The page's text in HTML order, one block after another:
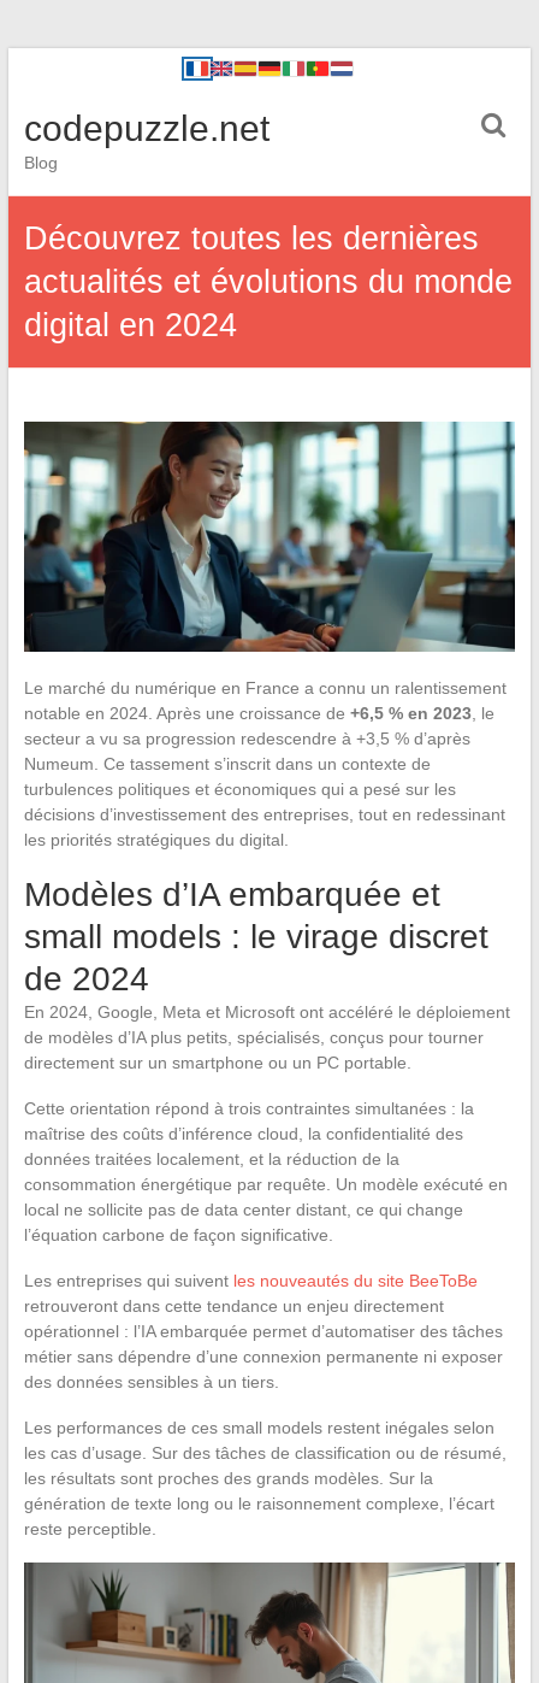
codepuzzle.net
Blog
Découvrez toutes les dernières
actualités et évolutions du monde
digital en 2024
Le marché du numérique en France a connu un ralentissement
notable en 2024. Après une croissance de +6,5 % en 2023, le
secteur a vu sa progression redescendre à +3,5 % d’après
Numeum. Ce tassement s’inscrit dans un contexte de
turbulences politiques et économiques qui a pesé sur les
décisions d’investissement des entreprises, tout en redessinant
les priorités stratégiques du digital.
Modèles d’IA embarquée et
small models : le virage discret
de 2024
En 2024, Google, Meta et Microsoft ont accéléré le déploiement
de modèles d’IA plus petits, spécialisés, conçus pour tourner
directement sur un smartphone ou un PC portable.
Cette orientation répond à trois contraintes simultanées : la
maîtrise des coûts d’inférence cloud, la confidentialité des
données traitées localement, et la réduction de la
consommation énergétique par requête. Un modèle exécuté en
local ne sollicite pas de data center distant, ce qui change
l’équation carbone de façon significative.
Les entreprises qui suivent les nouveautés du site BeeToBe
retrouveront dans cette tendance un enjeu directement
opérationnel : l’IA embarquée permet d’automatiser des tâches
métier sans dépendre d’une connexion permanente ni exposer
des données sensibles à un tiers.
Les performances de ces small models restent inégales selon
les cas d’usage. Sur des tâches de classification ou de résumé,
les résultats sont proches des grands modèles. Sur la
génération de texte long ou le raisonnement complexe, l’écart
reste perceptible.